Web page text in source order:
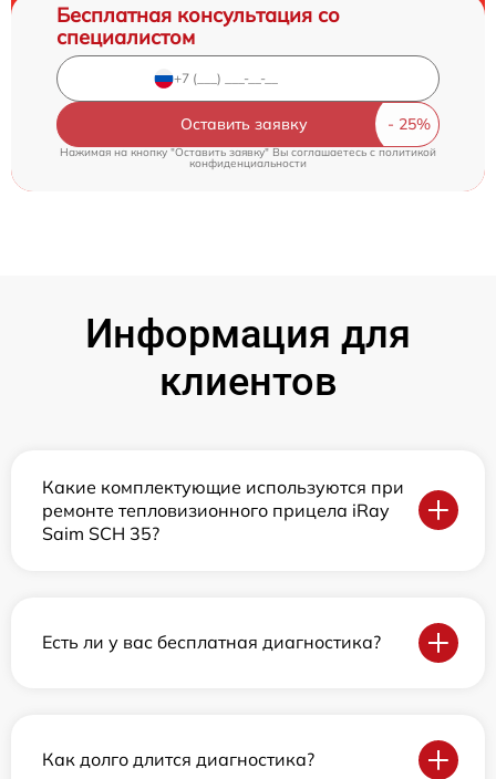
Бесплатная консультация со
специалистом
Оставить заявку
Нажимая на кнопку "Оставить заявку" Вы соглашаетесь cполитикой
конфиденциальности
Информация для
клиентов
Какие комплектующие используются при
ремонте тепловизионного прицела iRay
Saim SCH 35?
Есть ли у вас бесплатная диагностика?
Как долго длится диагностика?